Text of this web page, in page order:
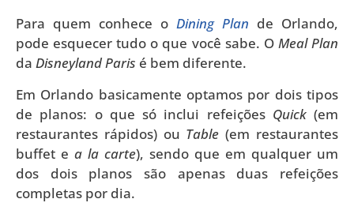
Para quem conhece o Dining Plan de Orlando,
pode esquecer tudo o que você sabe. O Meal Plan
da Disneyland Paris é bem diferente.
Em Orlando basicamente optamos por dois tipos
de planos: o que só inclui refeições Quick(em
restaurantes rápidos) ou Table (em restaurantes
buffet e a la carte), sendo que em qualquer um
dos dois planos são apenas duas refeições
completas por dia.